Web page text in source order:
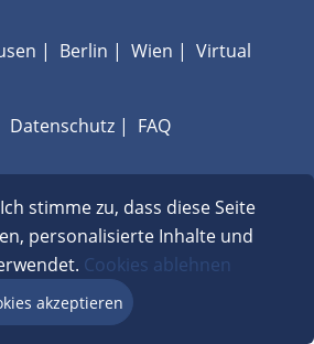
| Berlin | Wien | Virtual
Datenschutz | FAQ
stimme zu, dass diese Seite
personalisierte Inhalte und
Cookies ablehnen
akzeptieren